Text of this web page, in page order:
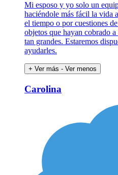
Mi esposo y yo solo un
haciéndole más fácil la vida
el tiempo o por cuestiones
objetos que hayan cobrado
tan grandes. Estaremos
ayudarles.
+ Ver más - Ver menos
Carolina